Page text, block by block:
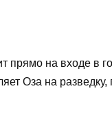
прямо на входе в
Оза на